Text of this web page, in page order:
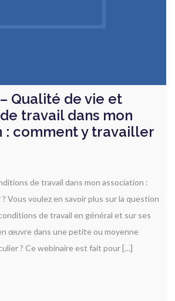
Qualité de vie et
travail dans mon
: comment y travailler
de travail dans mon association :
Vous voulez en savoir plus sur la question
de travail en général et sur ses
œuvre dans une petite ou moyenne
? Ce webinaire est fait pour […]